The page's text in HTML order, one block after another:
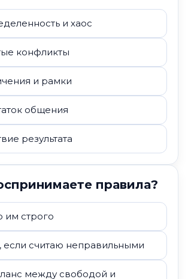
и хаос
конфликты
и рамки
общения
результата
правила?
им строго
считаю неправильными
между свободой и